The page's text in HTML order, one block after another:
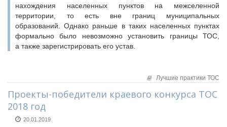
нахождения населенных пунктов на межселенной
территории, то есть вне границ муниципальных
образований. Однако раньше в таких населенных пунктах
формально было невозможно установить границы ТОС,
а также зарегистрировать его устав.
Лучшие практики ТОС
Проекты-победители краевого конкурса ТОС
2018 год
20.01.2019